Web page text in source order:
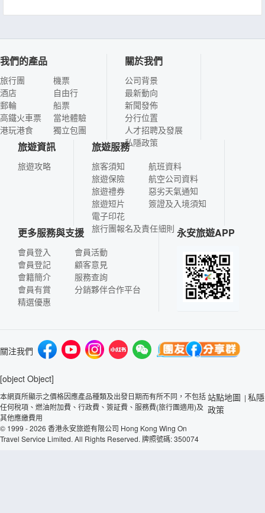
我們的產品
旅行團
酒店
郵輪
高鐵火車票
港玩港食
機票
自由行
船票
當地體驗
獨立包團
關於我們
公司背景
最新動向
新聞發佈
分行位置
人才招聘及發展
私隱政策
旅遊資訊
旅遊攻略
旅遊服務
旅客須知
旅遊保險
旅遊禮券
旅遊短片
電子印花
航班資料
航空公司資料
惡劣天氣通知
簽證及入境須知
旅行團報名及責任細則
更多服務與支援
會員登入
會員登記
會籍簡介
會員有賞
精選優惠
會員活動
顧客意見
服務查詢
分銷夥伴合作平台
永安旅遊APP
關注我們
[object Object]
本網頁所顯示之價格因應產品種類及出發日期而有所不同，不包括
任何稅項、燃油附加費、行政費、簽証費、服務費(旅行團適用)及
其他應繳費用
© 1999 - 2026 香港永安旅遊有限公司 Hong Kong Wing On
Travel Service Limited. All Rights Reserved. 牌照號碼: 350074
站點地圖 | 私隱
政策